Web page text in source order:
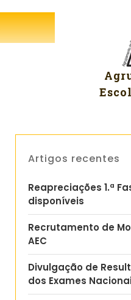
Artigos recentes
Reapreciações 1.ª
disponíveis
Recrutamento de
AEC
Divulgação de
dos Exames